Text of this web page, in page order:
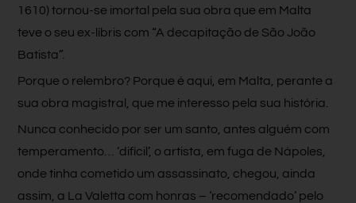
1610) tornou-se imortal pela sua obra que em Malta
teve o seu ex-líbris com “A decapitação de São João
Batista”.
Porque o relembro? Porque é aqui, em Malta, perante a
sua obra magistral, que me interesso pela sua história.
Nunca conhecido por ser um santo, antes alguém com
temperamento… ‘difícil’, o artista, em fuga de Nápoles,
onde tinha cometido um assassinato, chegou, ainda
assim, a La Valetta com honras – ‘recomendado’ pelo